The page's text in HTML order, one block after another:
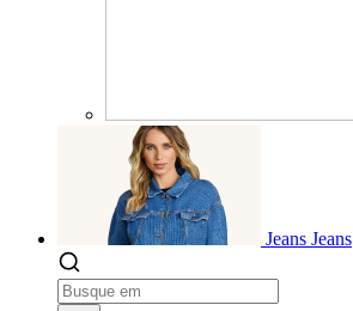
Jeans Jeans